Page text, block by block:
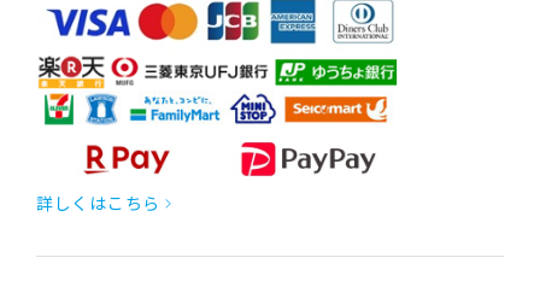
詳しくはこちら